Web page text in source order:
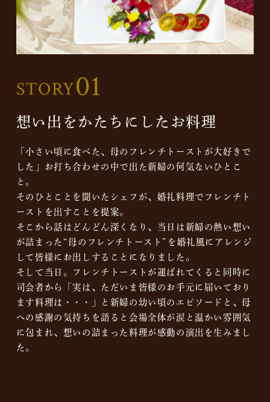
STORY01
想い出をかたちにしたお料理
「小さい頃に食べた、母のフレンチトーストが大好きで
した」お打ち合わせの中で出た新婦の何気ないひとこ
と。
そのひとことを聞いたシェフが、婚礼料理でフレンチト
ーストを出すことを提案。
そこから話はどんどん深くなり、当日は新婦の熱い想い
が詰まった“母のフレンチトースト”を婚礼風にアレンジ
して皆様にお出しすることになりました。
そして当日。フレンチトーストが運ばれてくると同時に
司会者から「実は、ただいま皆様のお手元に届いており
ます料理は・・・」と新婦の幼い頃のエピソードと、母
への感謝の気持ちを語ると会場全体が涙と温かい雰囲気
に包まれ、想いの詰まった料理が感動の演出を生みまし
た。